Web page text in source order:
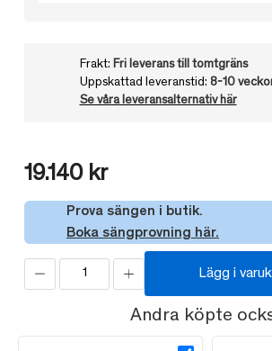
Frakt: Fri leverans till tomtgräns
Uppskattad leveranstid: 8-10
Se våra leveransalternativ här
19.140 kr
Prova sängen i butik.
Boka sängprovning här.
Lägg i
Andra köpte